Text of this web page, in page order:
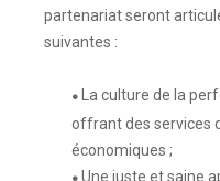
partenariat seront
suivantes :
●
La culture de la
offrant des services
économiques ;
Une juste et saine